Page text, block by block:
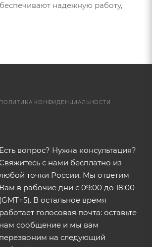
надежную работу,
КОНФИДЕНЦИАЛЬНОСТИ
Есть вопрос? Нужна консультация?
Свяжитесь с нами бесплатно из
точки России. Мы ответим
Вам в рабочие дни с 09:00 до 18:00
(GMT+5). В остальное время
работает голосовая почта: оставьте
нам сообщение и мы вам
перезвоним на следующий